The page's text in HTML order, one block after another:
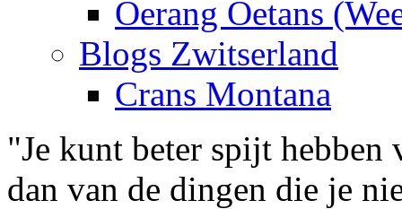
Oerang Oetans
Blogs Zwitserland
Crans Montana
"Je kunt beter spijt hebben
dan van de dingen die je